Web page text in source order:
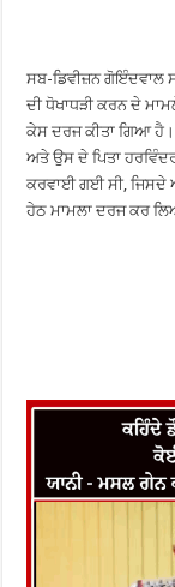
ਸਬ-ਡਿਵੀਜ਼ਨ ਗੋਇੰਦਵਾਲ
ਦੀ ਧੋਖਾਧੜੀ ਕਰਨ ਦੇ
ਕੇਸ ਦਰਜ ਕੀਤਾ ਗਿਆ ਹੈ।
ਅਤੇ ਉਸ ਦੇ ਪਿਤਾ
ਕਰਵਾਈ ਗਈ ਸੀ, ਜਿਸਦੇ
ਹੇਠ ਮਾਮਲਾ ਦਰਜ ਕਰ